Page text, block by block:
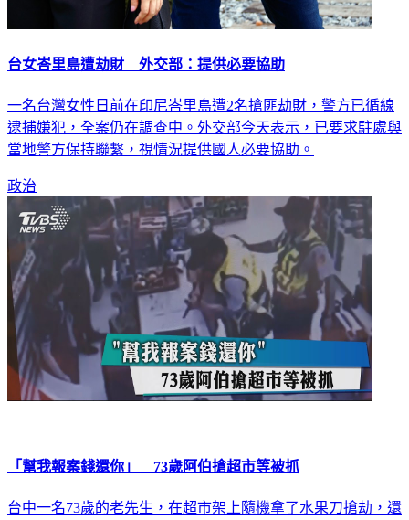
台女峇里島遭劫財 外交部：提供必要協助
一名台灣女性日前在印尼峇里島遭2名搶匪劫財，警方已循線
逮捕嫌犯，全案仍在調查中。外交部今天表示，已要求駐處與
當地警方保持聯繫，視情況提供國人必要協助。
政治
「幫我報案錢還你」 73歲阿伯搶超市等被抓
台中一名73歲的老先生，在超市架上隨機拿了水果刀搶劫，還